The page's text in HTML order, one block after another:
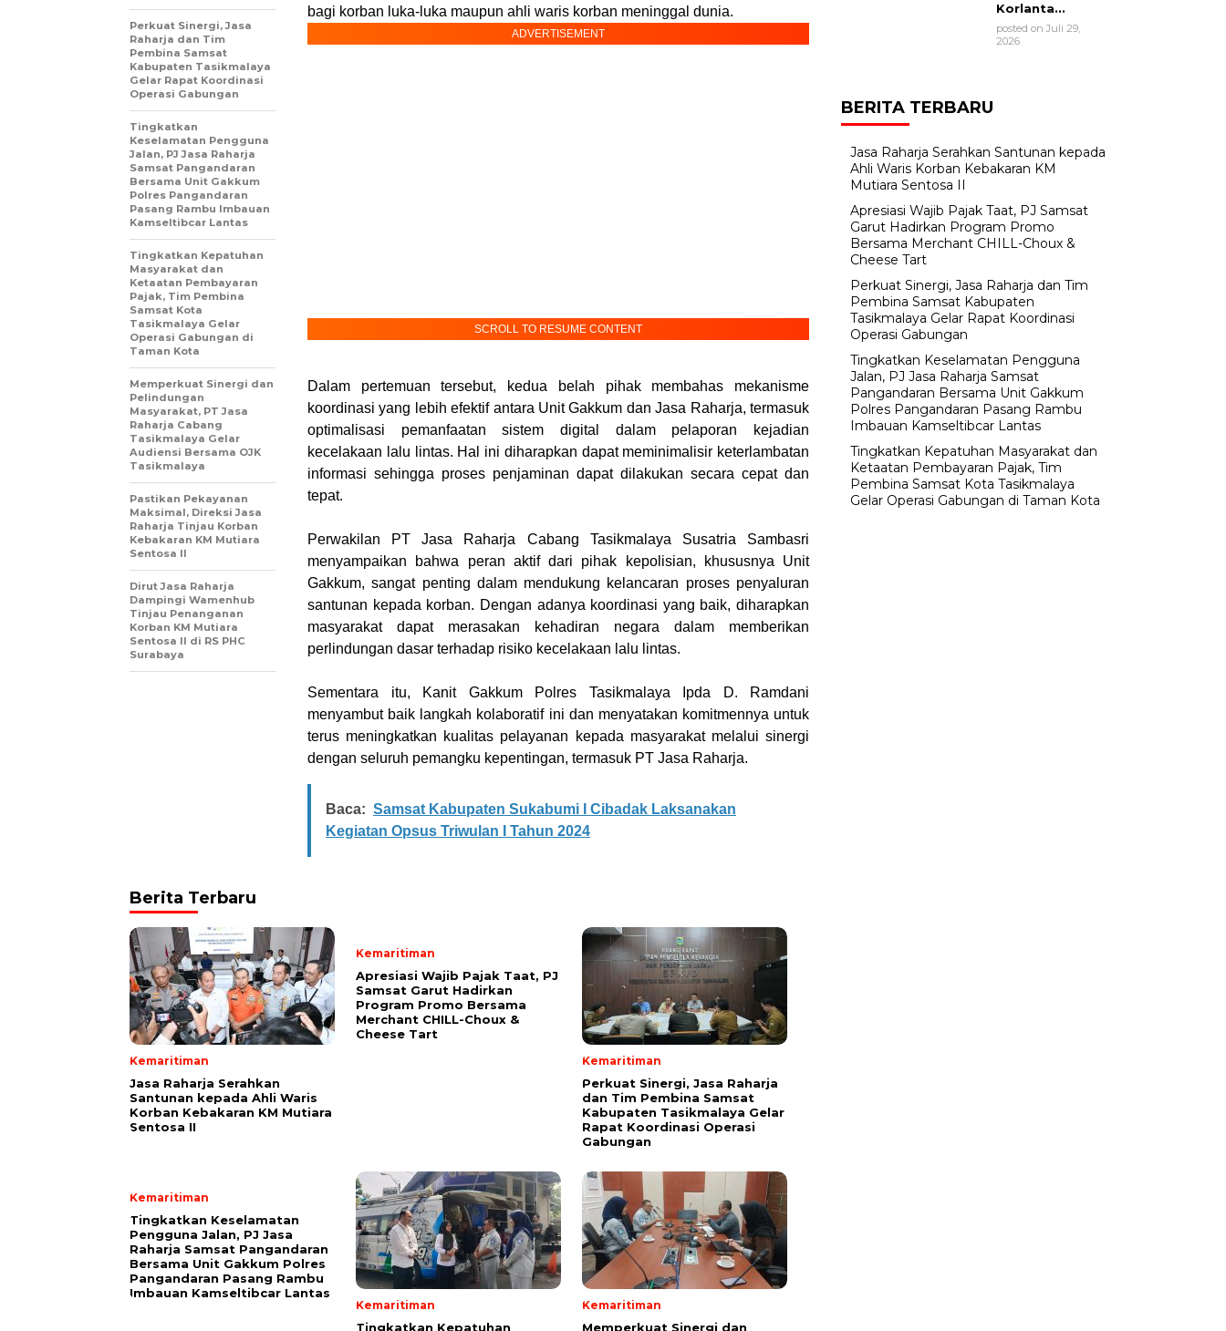
bagi korban luka-luka maupun ahli waris korban meninggal dunia.
ADVERTISEMENT
SCROLL TO RESUME CONTENT
Dalam pertemuan tersebut, kedua belah pihak membahas mekanisme
koordinasi yang lebih efektif antara Unit Gakkum dan Jasa Raharja, termasuk
optimalisasi pemanfaatan sistem digital dalam pelaporan kejadian
kecelakaan lalu lintas. Hal ini diharapkan dapat meminimalisir keterlambatan
informasi sehingga proses penjaminan dapat dilakukan secara cepat dan
tepat.
Perwakilan PT Jasa Raharja Cabang Tasikmalaya Susatria Sambasri
menyampaikan bahwa peran aktif dari pihak kepolisian, khususnya Unit
Gakkum, sangat penting dalam mendukung kelancaran proses penyaluran
santunan kepada korban. Dengan adanya koordinasi yang baik, diharapkan
masyarakat dapat merasakan kehadiran negara dalam memberikan
perlindungan dasar terhadap risiko kecelakaan lalu lintas.
Sementara itu, Kanit Gakkum Polres Tasikmalaya Ipda D. Ramdani
menyambut baik langkah kolaboratif ini dan menyatakan komitmennya untuk
terus meningkatkan kualitas pelayanan kepada masyarakat melalui sinergi
dengan seluruh pemangku kepentingan, termasuk PT Jasa Raharja.
Baca: Samsat Kabupaten Sukabumi I Cibadak Laksanakan
Kegiatan Opsus Triwulan I Tahun 2024
Perkuat Sinergi, Jasa
Raharja dan Tim
Pembina Samsat
Kabupaten Tasikmalaya
Gelar Rapat Koordinasi
Operasi Gabungan
Tingkatkan
Keselamatan Pengguna
Jalan, PJ Jasa Raharja
Samsat Pangandaran
Bersama Unit Gakkum
Polres Pangandaran
Pasang Rambu Imbauan
Kamseltibcar Lantas
Tingkatkan Kepatuhan
Masyarakat dan
Ketaatan Pembayaran
Pajak, Tim Pembina
Samsat Kota
Tasikmalaya Gelar
Operasi Gabungan di
Taman Kota
Memperkuat Sinergi dan
Pelindungan
Masyarakat, PT Jasa
Raharja Cabang
Tasikmalaya Gelar
Audiensi Bersama OJK
Tasikmalaya
Pastikan Pekayanan
Maksimal, Direksi Jasa
Raharja Tinjau Korban
Kebakaran KM Mutiara
Sentosa II
Dirut Jasa Raharja
Dampingi Wamenhub
Tinjau Penanganan
Korban KM Mutiara
Sentosa II di RS PHC
Surabaya
Berita Terbaru
Kemaritiman
Jasa Raharja Serahkan
Santunan kepada Ahli Waris
Korban Kebakaran KM Mutiara
Sentosa II
Kemaritiman
Apresiasi Wajib Pajak Taat, PJ
Samsat Garut Hadirkan
Program Promo Bersama
Merchant CHILL-Choux &
Cheese Tart
Kemaritiman
Perkuat Sinergi, Jasa Raharja
dan Tim Pembina Samsat
Kabupaten Tasikmalaya Gelar
Rapat Koordinasi Operasi
Gabungan
Kemaritiman
Tingkatkan Keselamatan
Pengguna Jalan, PJ Jasa
Raharja Samsat Pangandaran
Bersama Unit Gakkum Polres
Pangandaran Pasang Rambu
Imbauan Kamseltibcar Lantas
Kemaritiman
Tingkatkan Kepatuhan
Kemaritiman
Memperkuat Sinergi dan
Korlanta...
posted on Juli 29,
2026
BERITA TERBARU
Jasa Raharja Serahkan Santunan kepada
Ahli Waris Korban Kebakaran KM
Mutiara Sentosa II
Apresiasi Wajib Pajak Taat, PJ Samsat
Garut Hadirkan Program Promo
Bersama Merchant CHILL-Choux &
Cheese Tart
Perkuat Sinergi, Jasa Raharja dan Tim
Pembina Samsat Kabupaten
Tasikmalaya Gelar Rapat Koordinasi
Operasi Gabungan
Tingkatkan Keselamatan Pengguna
Jalan, PJ Jasa Raharja Samsat
Pangandaran Bersama Unit Gakkum
Polres Pangandaran Pasang Rambu
Imbauan Kamseltibcar Lantas
Tingkatkan Kepatuhan Masyarakat dan
Ketaatan Pembayaran Pajak, Tim
Pembina Samsat Kota Tasikmalaya
Gelar Operasi Gabungan di Taman Kota